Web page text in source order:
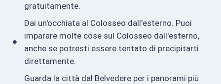
gratuitamente.
Dai un'occhiata al Colosseo dall'esterno. Puoi
imparare molte cose sul Colosseo dall'esterno,
anche se potresti essere tentato di precipitarti
direttamente.
Guarda la città dal Belvedere per i panorami più